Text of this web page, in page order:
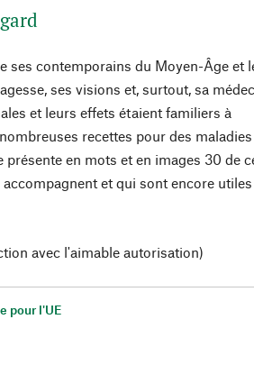
ses contemporains du Moyen-Âge et
ses visions et, surtout, sa
et leurs effets étaient familiers à
recettes pour des
en mots et en images 30 de
et qui sont encore utiles
avec l'aimable autorisation)
pour l'UE